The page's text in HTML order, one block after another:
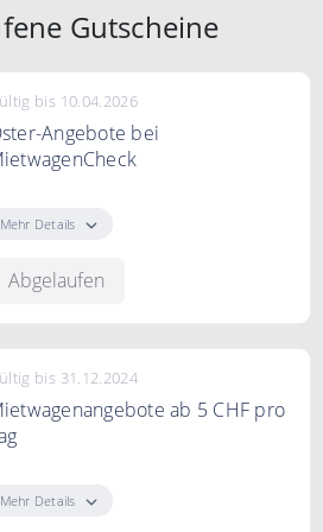
Gutscheine
bis 10.04.2026
Angebote bei
Gelegenheit, bei Deiner
Mehr Details
Abgelaufen
bis 31.12.2024
ab 5 CHF pro
am Tag, weltweite Angebote auf
Mehr Details